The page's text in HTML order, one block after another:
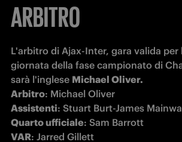
ARBITRO
L'arbitro di Ajax-Inter, gara valida per
giornata della fase campionato di
sarà l'inglese Michael Oliver.
Arbitro
Assistenti
Quarto ufficiale
VAR